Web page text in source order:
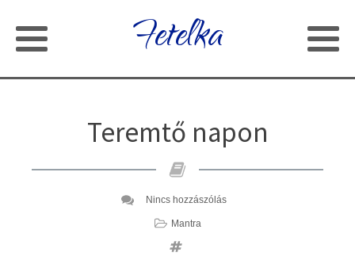
Fetelka
Teremtő napon
Nincs hozzászólás
Mantra